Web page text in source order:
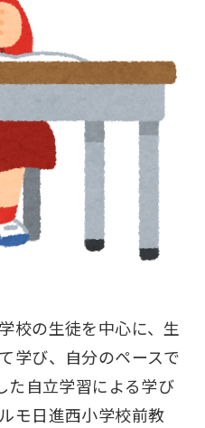
校の生徒を中心に、生
学び、自分のペースで
た自立学習による学び
モ日進西小学校前教